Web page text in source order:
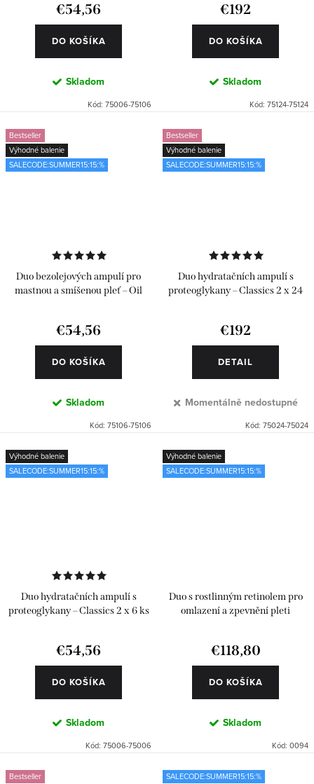
€54,56
DO KOŠÍKA
Skladom
Kód: 75006-75106
€192
DO KOŠÍKA
Skladom
Kód: 75124-75124
Bestseller
Výhodné balenie
SALECODE:SUMMER15:15:%
Duo bezolejových ampulí pro
mastnou a smíšenou pleť – Oil
€54,56
DO KOŠÍKA
Skladom
Kód: 75106-75106
Bestseller
Výhodné balenie
SALECODE:SUMMER15:15:%
Duo hydratačních ampulí s
proteoglykany – Classics 2 x 24
€192
DETAIL
Momentálně nedostupné
Kód: 75024-75024
Výhodné balenie
SALECODE:SUMMER15:15:%
Duo hydratačních ampulí s
proteoglykany – Classics 2 x 6 ks
€54,56
DO KOŠÍKA
Skladom
Kód: 75006-75006
Výhodné balenie
SALECODE:SUMMER15:15:%
Duo s rostlinným retinolem pro
omlazení a zpevnění pleti
€118,80
DO KOŠÍKA
Skladom
Kód: 0094
Bestseller SALECODE:SUMMER15:15:%